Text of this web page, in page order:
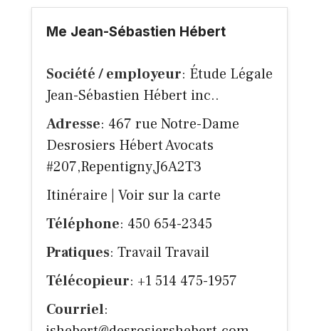
Me Jean-Sébastien Hébert
Société / employeur: Étude Légale
Jean-Sébastien Hébert inc..
Adresse: 467 rue Notre-Dame
Desrosiers Hébert Avocats
#207,Repentigny,J6A2T3
Itinéraire
Voir sur la carte
Téléphone: 450 654-2345
Pratiques: Travail Travail
Télécopieur: +1 514 475-1957
Courriel: